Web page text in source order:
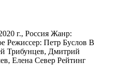
г., Россия Жанр:
Режиссер: Петр Буслов В
Трибунцев, Дмитрий
Елена Север Рейтинг